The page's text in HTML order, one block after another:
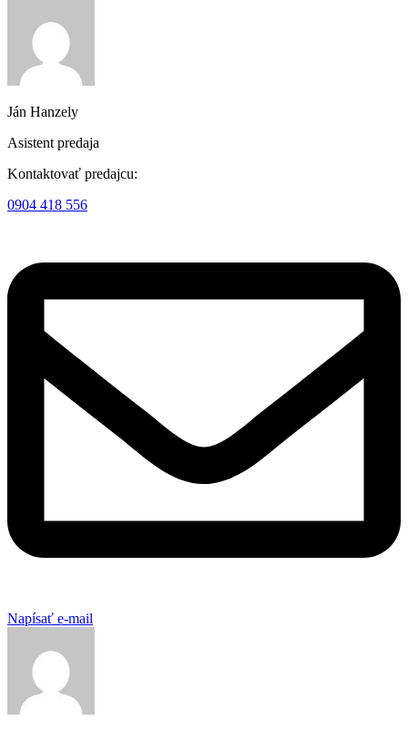
Ján Hanzely
Asistent predaja
Kontaktovať predajcu:
0904 418 556
Napísať e-mail